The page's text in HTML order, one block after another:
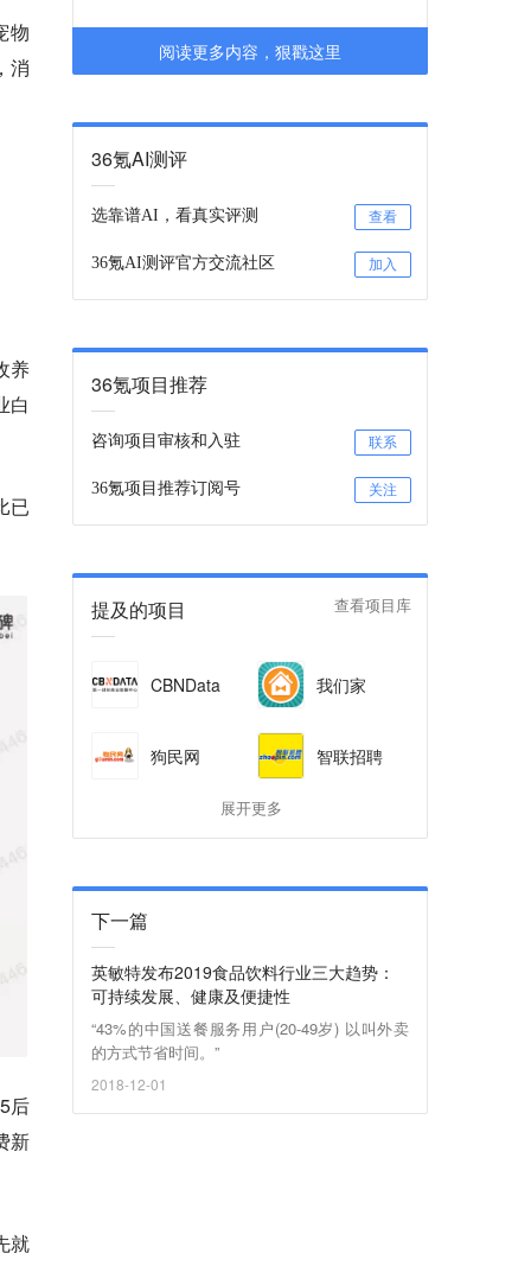
物
消
养
白
已
后
新
就
阅读更多内容，狠戳这里
36氪AI测评
选靠谱AI，看真实评测 查看
36氪AI测评官方交流社区 加入
36氪项目推荐
咨询项目审核和入驻 联系
36氪项目推荐订阅号 关注
提及的项目 查看项目库
CBNData 我们家
狗民网 智联招聘
展开更多
下一篇
英敏特发布2019食品饮料行业三大趋势：
可持续发展、健康及便捷性
“43%的中国送餐服务用户(20-49岁) 以叫外卖
的方式节省时间。”
2018-12-01